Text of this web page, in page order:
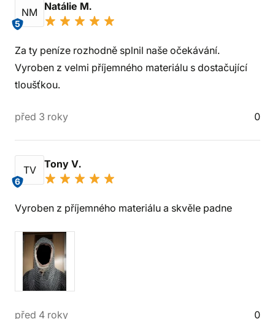
NM
5
Natálie M.
Za ty peníze rozhodně splnil naše očekávání.
Vyroben z velmi příjemného materiálu s dostačující
tloušťkou.
před 3 roky 0
TV
6
Tony V.
Vyroben z příjemného materiálu a skvěle padne
před 4 roky 0